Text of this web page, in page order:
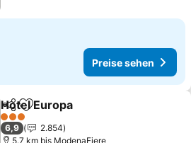
Preise sehen
TeilenZu Favoriten hinzufügen
Hotel Europa
3 Sterne
6,9
2.854
5.7 km bis ModenaFiere